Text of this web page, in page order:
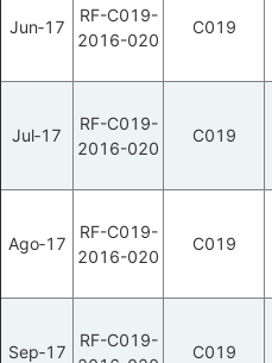
Jun‑17
RF-C019-
2016-020
C019
Jul‑17
RF-C019-
2016-020
C019
Ago‑17
RF-C019-
2016-020
C019
Sep‑17
RF-C019-
C019